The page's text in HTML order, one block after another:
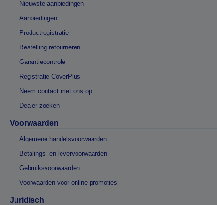
Nieuwste aanbiedingen
Aanbiedingen
Productregistratie
Bestelling retourneren
Garantiecontrole
Registratie CoverPlus
Neem contact met ons op
Dealer zoeken
Voorwaarden
Algemene handelsvoorwaarden
Betalings- en levervoorwaarden
Gebruiksvoorwaarden
Voorwaarden voor online promoties
Juridisch